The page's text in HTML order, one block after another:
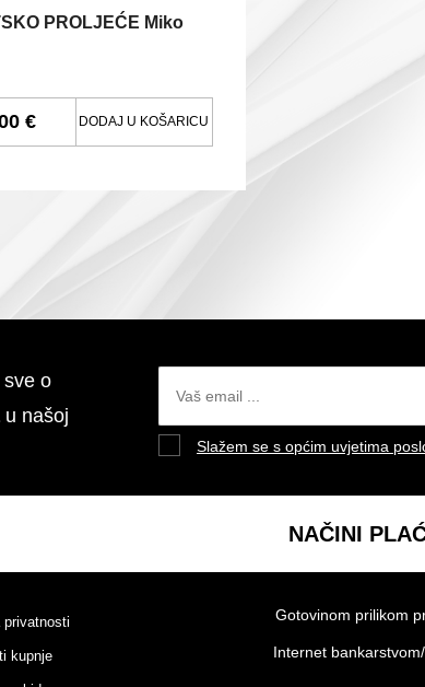
PROLJEĆE Miko
€ DODAJ U KOŠARICU
sve o
u našoj
Slažem se s općim uvjetima
privatnosti
kupnje
NAČINI
Gotovinom prilikom
Internet